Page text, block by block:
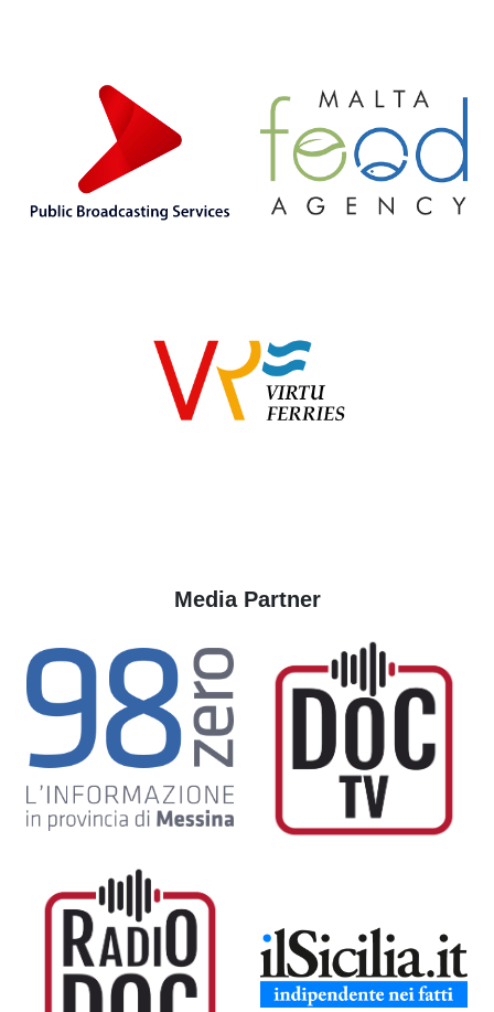
Media Partner